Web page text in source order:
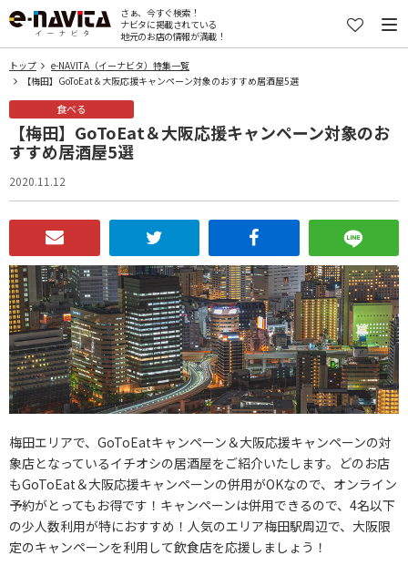
さぁ、今すぐ検索！
ナビタに掲載されている
地元のお店の情報が満載！
トップ
e-NAVITA（イーナビタ）特集一覧
【梅田】GoToEat＆大阪応援キャンペーン対象のおすすめ居酒屋5選
食べる
【梅田】GoToEat＆大阪応援キャンペーン対象のお
すすめ居酒屋5選
2020.11.12
梅田エリアで、GoToEatキャンペーン＆大阪応援キャンペーンの対
象店となっているイチオシの居酒屋をご紹介いたします。どのお店
もGoToEat＆大阪応援キャンペーンの併用がOKなので、オンライン
予約がとってもお得です！キャンペーンは併用できるので、4名以下
の少人数利用が特におすすめ！人気のエリア梅田駅周辺で、大阪限
定のキャンペーンを利用して飲食店を応援しましょう！